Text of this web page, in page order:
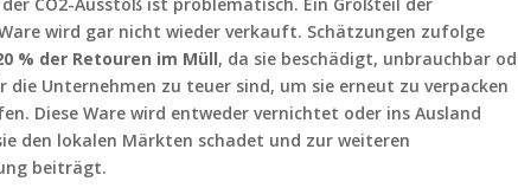
wird gar nicht wieder verkauft. Schätzungen zufolge
% der Retouren im Müll, da sie beschädigt, unbrauchbar
die Unternehmen zu teuer sind, um sie erneut zu verpacken
Diese Ware wird entweder vernichtet oder ins Ausland
den lokalen Märkten schadet und zur weiteren
beiträgt.